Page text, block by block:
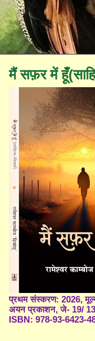
मैं सफ़र में
प्रथम संस्करण: 2026,
अयन प्रकाशन, जे- 19/
ISBN: 978-93-6423-